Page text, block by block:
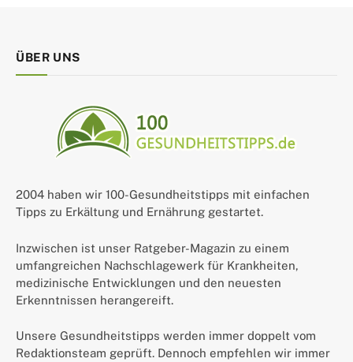
ÜBER UNS
2004 haben wir 100-Gesundheitstipps mit einfachen
Tipps zu Erkältung und Ernährung gestartet.
Inzwischen ist unser Ratgeber-Magazin zu einem
umfangreichen Nachschlagewerk für Krankheiten,
medizinische Entwicklungen und den neuesten
Erkenntnissen herangereift.
Unsere Gesundheitstipps werden immer doppelt vom
Redaktionsteam geprüft. Dennoch empfehlen wir immer